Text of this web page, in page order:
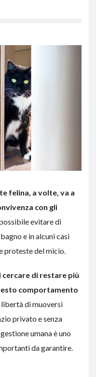
felina, a volte, va a
con gli
evitare di
e in alcuni casi
proteste del micio.
cercare di restare più
comportamento
di muoversi
privato e senza
umana è uno
da garantire.